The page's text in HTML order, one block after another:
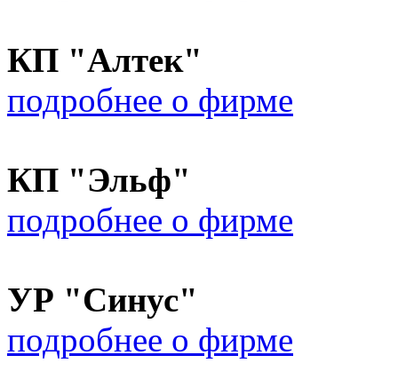
КП "Алтек"
подробнее о фирме
КП "Эльф"
подробнее о фирме
УР "Синус"
подробнее о фирме